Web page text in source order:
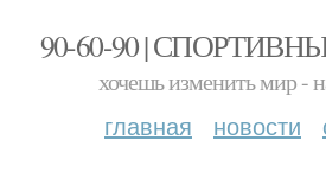
90-60-90 |
хочешь изменить мир -
главная новости